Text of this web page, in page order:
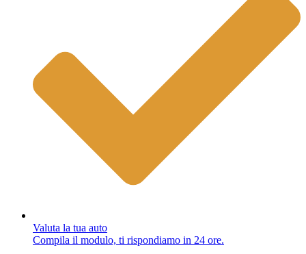
Valuta la tua auto
Compila il modulo, ti rispondiamo in 24 ore.